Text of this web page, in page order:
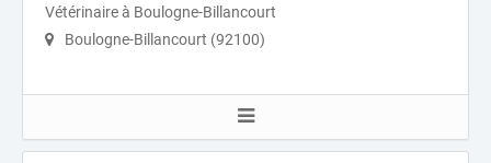
Vétérinaire à Boulogne-Billancourt
Boulogne-Billancourt (92100)